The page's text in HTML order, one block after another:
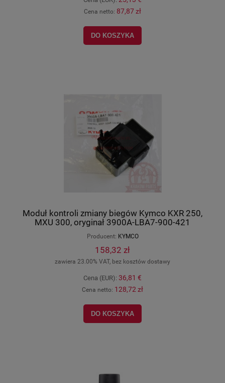
Cena netto: 87,87 zł
DO KOSZYKA
Moduł kontroli zmiany biegów Kymco KXR 250,
MXU 300, oryginał 3900A-LBA7-900-421
Producent: KYMCO
158,32 zł
zawiera 23.00% VAT, bez kosztów dostawy
Cena (EUR): 36,81 €
Cena netto: 128,72 zł
DO KOSZYKA